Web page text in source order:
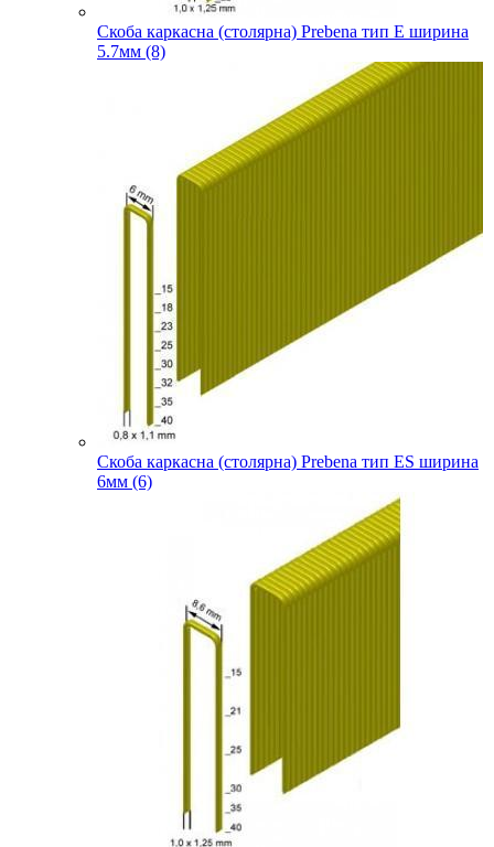
Скоба каркасна (столярна) Prebena тип E ширина
5.7мм (8)
Скоба каркасна (столярна) Prebena тип ES ширина
6мм (6)